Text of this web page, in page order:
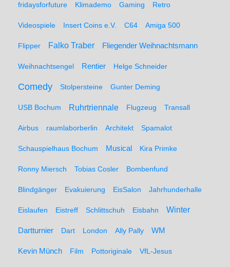
fridaysforfuture Klimademo Gaming Retro
Videospiele Insert Coins e.V. C64 Amiga 500
Flipper Falko Traber Fliegender Weihnachtsmann
Weihnachtsengel Rentier Helge Schneider
Comedy Stolpersteine Gunter Deming
USB Bochum Ruhrtriennale Flugzeug Transall
Airbus raumlaborberlin Architekt Spamalot
Schauspielhaus Bochum Musical Kira Primke
Ronny Miersch Tobias Cosler Bombenfund
Blindgänger Evakuierung EisSalon Jahrhunderhalle
Eislaufen Eistreff Schlittschuh Eisbahn Winter
Dartturnier Dart London Ally Pally WM
Kevin Münch Film Pottoriginale VfL-Jesus